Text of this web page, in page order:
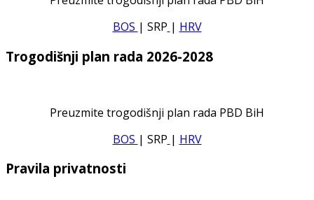
BOS | SRP | HRV
Trogodišnji plan rada 2026-2028
Preuzmite trogodišnji plan rada PBD BiH
BOS | SRP | HRV
Pravila privatnosti